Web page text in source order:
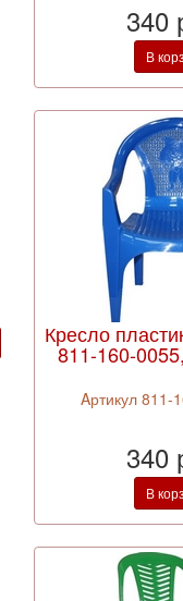
340
В
Кресло
811-160-
Aртикул 811-
340
В